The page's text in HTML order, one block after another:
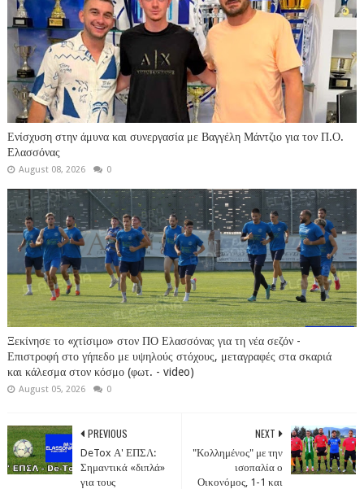
Ενίσχυση στην άμυνα και συνεργασία με Βαγγέλη Μάντζιο για τον Π.Ο.
Ελασσόνας
August 08, 2026 0
Ξεκίνησε το «χτίσιμο» στον ΠΟ Ελασσόνας για τη νέα σεζόν -
Επιστροφή στο γήπεδο με υψηλούς στόχους, μεταγραφές στα σκαριά
και κάλεσμα στον κόσμο (φωτ. - video)
August 05, 2026 0
NEXT
"Κολλημένος" με την
ισοπαλία ο
Οικονόμος, 1-1 και
PREVIOUS
DeTox Α' ΕΠΣΛ:
Σημαντικά «διπλά»
για τους